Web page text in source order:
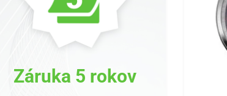
Záruka 5 rokov